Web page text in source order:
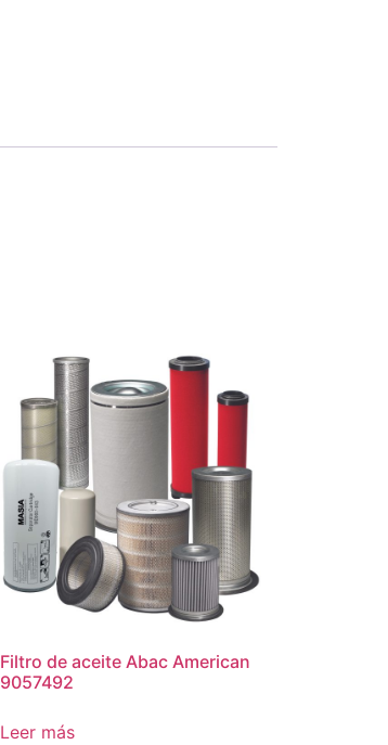
Filtro de aceite Abac American
9057492
Leer más